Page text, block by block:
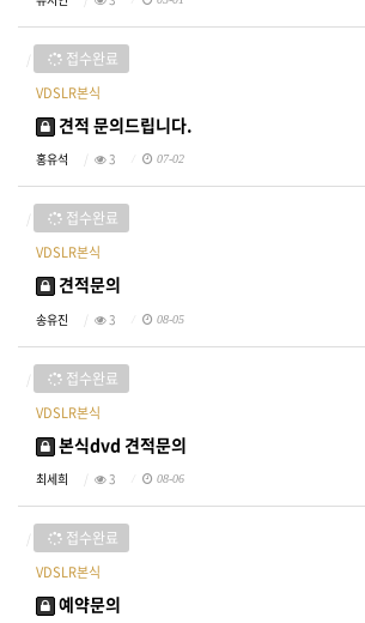
접수완료
VDSLR본식
견적 문의드립니다.
홍유석 3 07-02
접수완료
VDSLR본식
견적문의
송유진 3 08-05
접수완료
VDSLR본식
본식dvd 견적문의
최세희 3 08-06
접수완료
VDSLR본식
예약문의